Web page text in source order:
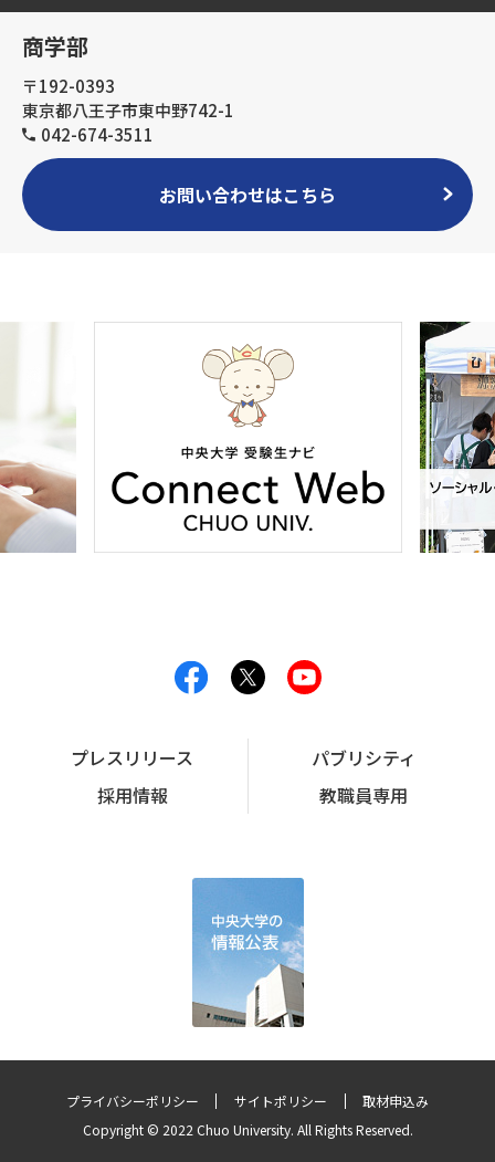
商学部
〒192-0393
東京都八王子市東中野742-1
042-674-3511
お問い合わせはこちら
プレスリリース
パブリシティ
採用情報
教職員専用
プライバシーポリシー サイトポリシー
取材申込み
Copyright © 2022 Chuo University. All Rights Reserved.